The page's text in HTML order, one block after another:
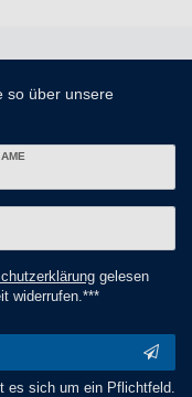
so über unsere
gelesen
widerrufen.***
es sich um ein Pflichtfeld.